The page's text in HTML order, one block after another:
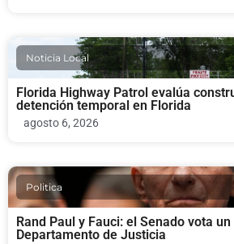
Noticia Local
Florida Highway Patrol evalúa
detención temporal en Florida
agosto 6, 2026
Politica
Rand Paul y Fauci: el Senado vota
Departamento de Justicia